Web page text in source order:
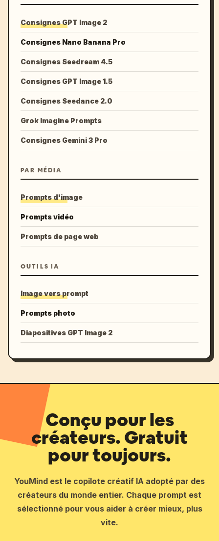
Consignes GPT Image 2
Consignes Nano Banana Pro
Consignes Seedream 4.5
Consignes GPT Image 1.5
Consignes Seedance 2.0
Grok Imagine Prompts
Consignes Gemini 3 Pro
PAR MÉDIA
Prompts d'image
Prompts vidéo
Prompts de page web
OUTILS IA
Image vers prompt
Prompts photo
Diapositives GPT Image 2
Conçu pour les
créateurs. Gratuit
pour toujours.
YouMind est le copilote créatif IA adopté par des
créateurs du monde entier. Chaque prompt est
sélectionné pour vous aider à créer mieux, plus
vite.